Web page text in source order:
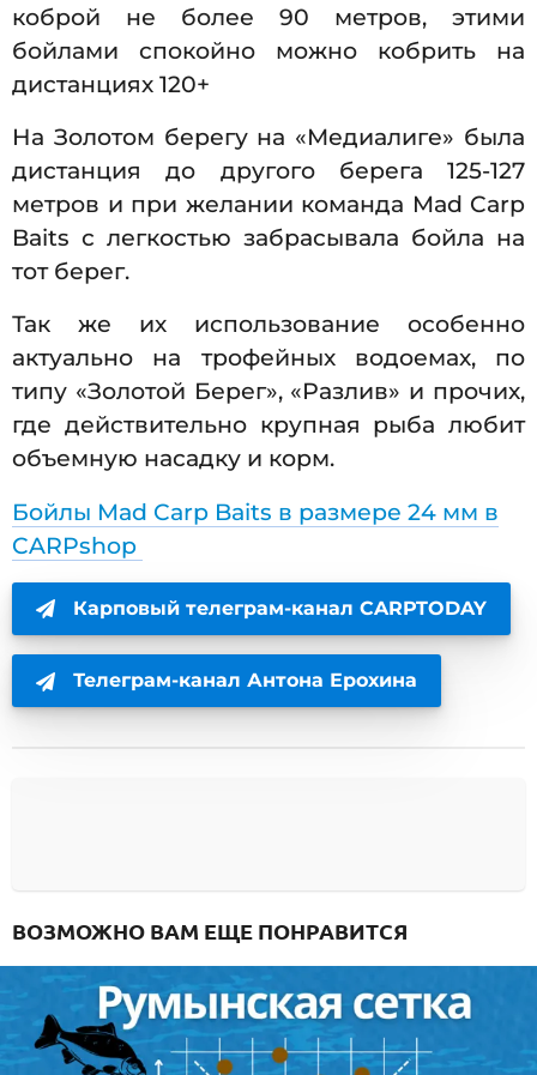
коброй не более 90 метров, этими
бойлами спокойно можно кобрить на
дистанциях 120+
На Золотом берегу на «Медиалиге» была
дистанция до другого берега 125-127
метров и при желании команда Mad Carp
Baits с легкостью забрасывала бойла на
тот берег.
Так же их использование особенно
актуально на трофейных водоемах, по
типу «Золотой Берег», «Разлив» и прочих,
где действительно крупная рыба любит
объемную насадку и корм.
Бойлы Mad Carp Baits в размере 24 мм в
CARPshop
Карповый телеграм-канал CARPTODAY
Телеграм-канал Антона Ерохина
ВОЗМОЖНО ВАМ ЕЩЕ ПОНРАВИТСЯ